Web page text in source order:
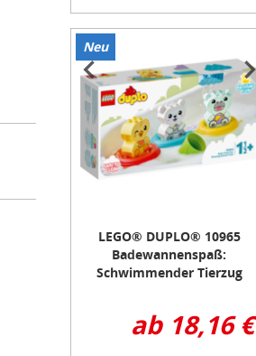
Neu
Item
LEGO® DUPLO® 10965
Badewannenspaß:
Schwimmender Tierzug
ab 18,16 €